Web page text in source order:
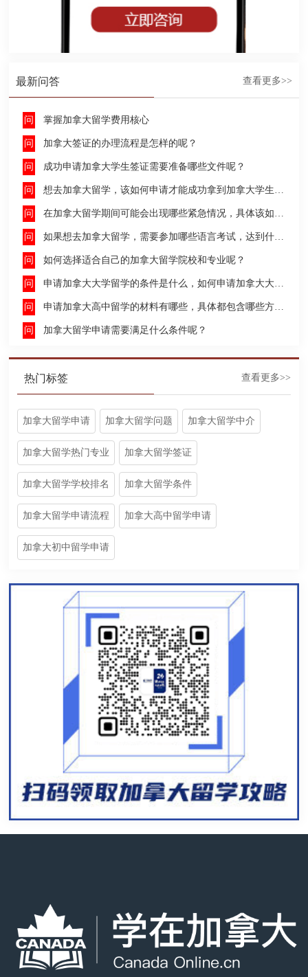
最新问答 查看更多>>
掌握加拿大留学费用核心
加拿大签证的办理流程是怎样的呢？
成功申请加拿大学生签证需要准备哪些文件呢？
想去加拿大留学，该如何申请才能成功拿到加拿大学生签证呢？
在加拿大留学期间可能会出现哪些紧急情况，具体该如何去处理这些紧急情况呢？
如果想去加拿大留学，需要参加哪些语言考试，达到什么水平才能申请呢？
如何选择适合自己的加拿大留学院校和专业呢？
申请加拿大大学留学的条件是什么，如何申请加拿大大学留学，留学的费用及签证申请流程是什么？
申请加拿大高中留学的材料有哪些，具体都包含哪些方面呢？
加拿大留学申请需要满足什么条件呢？
热门标签 查看更多>>
加拿大留学申请 加拿大留学问题 加拿大留学中介
加拿大留学热门专业 加拿大留学签证
加拿大留学学校排名 加拿大留学条件
加拿大留学申请流程 加拿大高中留学申请
加拿大初中留学申请